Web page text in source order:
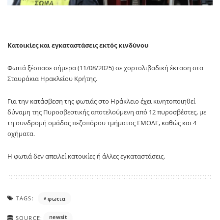
Κατοικίες και εγκαταστάσεις εκτός κινδύνου
Φωτιά ξέσπασε σήμερα (11/08/2025) σε χορτολιβαδική έκταση στα
Σταυράκια Ηρακλείου Κρήτης.
Για την κατάσβεση της φωτιάς στο Ηράκλειο έχει κινητοποιηθεί
δύναμη της Πυροσβεστικής αποτελούμενη από 12 πυροσβέστες, με
τη συνδρομή ομάδας πεζοπόρου τμήματος ΕΜΟΔΕ, καθώς και 4
οχήματα.
Η φωτιά δεν απειλεί κατοικίες ή άλλες εγκαταστάσεις.
TAGS: φωτια
SOURCE: newsit